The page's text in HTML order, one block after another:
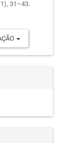
31–43.